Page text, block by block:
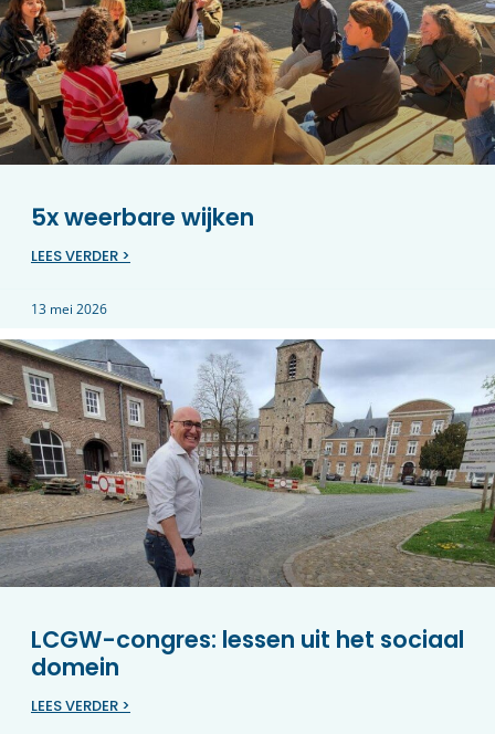
5x weerbare wijken
LEES VERDER >
13 mei 2026
LCGW-congres: lessen uit het sociaal
domein
LEES VERDER >